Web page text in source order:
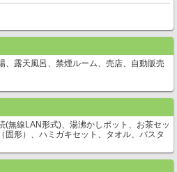
、露天風呂、禁煙ルーム、売店、自動販売
(無線LAN形式)、湯沸かしポット、お茶セッ
固形）、ハミガキセット、タオル、バスタ